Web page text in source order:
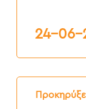
24-06-
Προκήρυξη
Διαγωνισμού